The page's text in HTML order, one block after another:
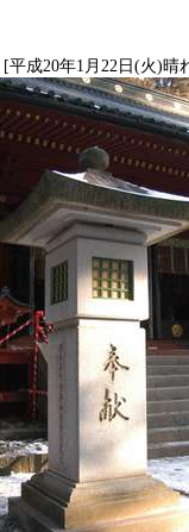
[平成20年1月22日(火)晴